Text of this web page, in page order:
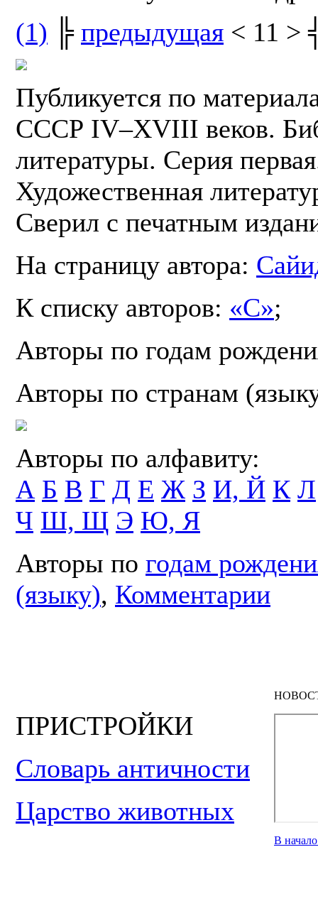
(1) ╠ предыдущая < 11 >
Публикуется по
СССР IV–XVIII веков.
литературы. Серия
Художественная
Сверил с печатным
На страницу автора:
К списку авторов: «С»;
Авторы по годам
Авторы по странам
Авторы по алфавиту:
А Б В Г Д Е Ж З И, Й К Л
Ч Ш, Щ Э Ю, Я
Авторы по годам
(языку), Комментарии
ПРИСТРОЙКИ
Словарь античности
Царство животных
В